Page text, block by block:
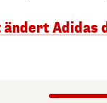
Adidas